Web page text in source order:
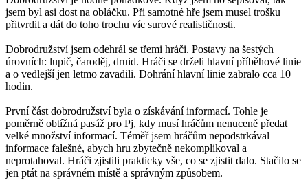
jsem byl asi dost na obláčku. Při samotné hře jsem musel trošku
přitvrdit a dát do toho trochu víc surové realističnosti.
Dobrodružství jsem odehrál se třemi hráči. Postavy na šestých
úrovních: lupič, čaroděj, druid. Hráči se drželi hlavní příběhové linie
a o vedlejší jen letmo zavadili. Dohrání hlavní linie zabralo cca 10
hodin.
První část dobrodružství byla o získávání informací. Tohle je
poměrně obtížná pasáž pro Pj, kdy musí hráčům nenuceně předat
velké množství informací. Téměř jsem hráčům nepodstrkával
informace falešné, abych hru zbytečně nekomplikoval a
neprotahoval. Hráči zjistili prakticky vše, co se zjistit dalo. Stačilo se
jen ptát na správném místě a správným způsobem.